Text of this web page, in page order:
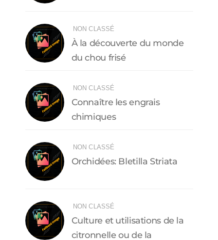
NON CLASSÉ
À la découverte du monde
du chou frisé
NON CLASSÉ
Connaître les engrais
chimiques
NON CLASSÉ
Orchidées: Bletilla Striata
NON CLASSÉ
Culture et utilisations de la
citronnelle ou de la